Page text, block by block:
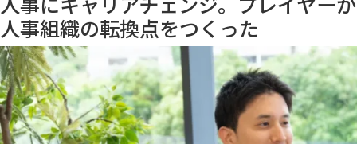
人事組織の転換点をつくった